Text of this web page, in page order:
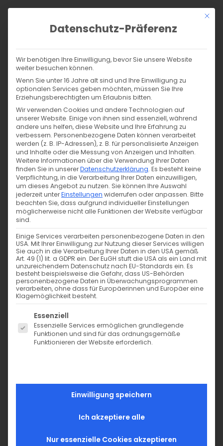
Zum
Products
About us
About Us
Legal website operator identification:
Felicia Dalheimer-Kunz
Tigerlilly
Bensheimer Str. 69
65428 Rüsselsheim am Main
Germany
E-Mail: shop@tigerlilly.de
VAT No.: DE308511812
We are a member of the initiative „FairCommerce“
since24.10.2017.
For more information, see: www.fair-commerce.de
Mit
Datenschutz-Präferenz
Wir benötigen Ihre Einwilligung, bevor Sie unsere Website
weiter besuchen können.
Wenn Sie unter 16 Jahre alt sind und Ihre Einwilligung zu
optionalen Services geben möchten, müssen Sie Ihre
Erziehungsberechtigten um Erlaubnis bitten.
Wir verwenden Cookies und andere Technologien auf
unserer Website. Einige von ihnen sind essenziell, während
andere uns helfen, diese Website und Ihre Erfahrung zu
verbessern. Personenbezogene Daten können verarbeitet
werden (z. B. IP-Adressen), z. B. für personalisierte Anzeigen
und Inhalte oder die Messung von Anzeigen und Inhalten.
Weitere Informationen über die Verwendung Ihrer Daten
finden Sie in unsererDatenschutzerklärung. Es besteht keine
Verpflichtung, in die Verarbeitung Ihrer Daten einzuwilligen,
um dieses Angebot zu nutzen. Sie können Ihre Auswahl
jederzeit unterEinstellungen widerrufen oder anpassen. Bitte
beachten Sie, dass aufgrund individueller Einstellungen
möglicherweise nicht alle Funktionen der Website verfügbar
sind.
Einige Services verarbeiten personenbezogene Daten in den
USA. Mit Ihrer Einwilligung zur Nutzung dieser Services willigen
Sie auch in die Verarbeitung Ihrer Daten in den USA gemäß
Art. 49 (1) lit. a GDPR ein. Der EuGH stuft die USA als ein Land mit
unzureichendem Datenschutz nach EU-Standards ein. Es
besteht beispielsweise die Gefahr, dass US-Behörden
personenbezogene Daten in Überwachungsprogrammen
verarbeiten, ohne dass für Europäerinnen und Europäer eine
Klagemöglichkeit besteht.
Es folgt eine Liste der Service-Gruppen, für die eine
Essenziell
Essenzielle Services ermöglichen grundlegende
Funktionen und sind für das ordnungsgemäße
Funktionieren der Website erforderlich.
Einwilligung speichern
Ich akzeptiere alle
Nur essenzielle Cookies akzeptieren